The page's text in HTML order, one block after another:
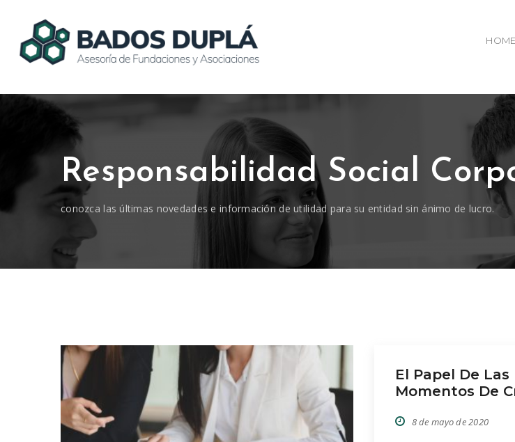
HOME
Responsabilidad Social
conozca las últimas novedades e información de utilidad para su entidad sin ánimo de lucro.
El Papel De
Momentos De
8 de mayo de 2020